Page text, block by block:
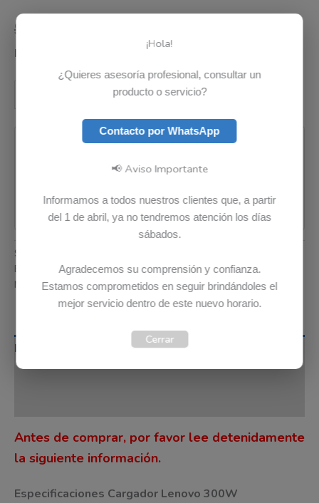
$
Añadir al carrito
Pago seguro garantizado
SKU:
Etiquetas:Envio Gratis,Garantia 12 meses ,Original
Marca:Lenovo
Antes de comprar, por favor lee detenidamente
la siguiente información.
Especificaciones Cargador Lenovo 300W
¡Hola!
¿Quieres asesoría profesional, consultar un
producto o servicio?
Contacto por WhatsApp
📢 Aviso Importante
Informamos a todos nuestros clientes que, a partir
del 1 de abril, ya no tendremos atención los días
sábados.
Agradecemos su comprensión y confianza.
Estamos comprometidos en seguir brindándoles el
mejor servicio dentro de este nuevo horario.
Cerrar